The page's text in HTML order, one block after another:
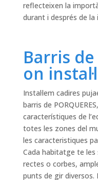
reflecteixen la
durant i després de la
Barris de
on
Instal·lem cadires
barris de
característiques de
totes les zones del
les caracteristiques
Cada habitatge te les
rectes o corbes,
punts de gir